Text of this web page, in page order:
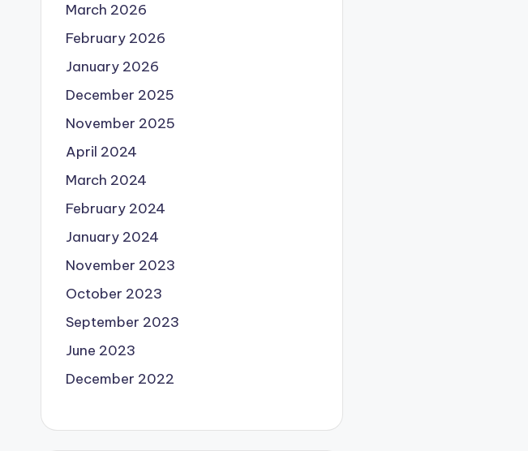
March 2026
February 2026
January 2026
December 2025
November 2025
April 2024
March 2024
February 2024
January 2024
November 2023
October 2023
September 2023
June 2023
December 2022